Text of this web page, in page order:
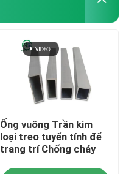
Ống vuông Trần kim
loại treo tuyến tính để
trang trí Chống cháy